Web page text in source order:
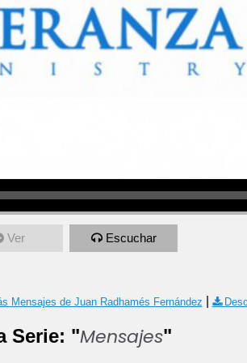
Ver Escuchar
Mensajes de Juan Radhamés Fernández
Serie: "Mensajes"